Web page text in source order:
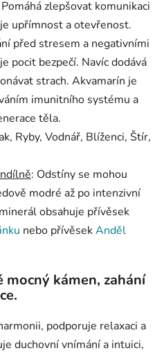
zlepšovat komunikaci
upřímnost a otevřenost.
před stresem a negativními
pocit bezpečí. Navíc dodává
strach. Akvamarín je
imunitního systému a
těla.
Ryby, Vodnář, Blíženci, Štír,
: Odstíny se mohou
modré až po intenzivní
obsahuje přívěsek
nebo přívěsekAnděl
mocný kámen, zahání
podporuje relaxaci a
duchovní vnímání a intuici,